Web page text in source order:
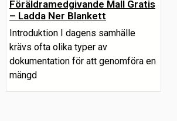
Föräldramedgivande Mall Gratis
– Ladda Ner Blankett
Introduktion I dagens samhälle
krävs ofta olika typer av
dokumentation för att genomföra en
mängd